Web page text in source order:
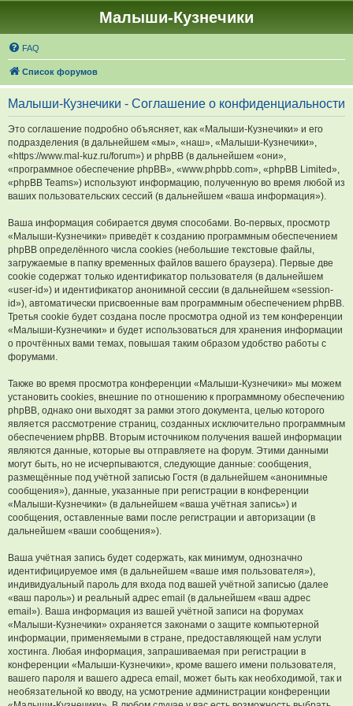
Малыши-Кузнечики
FAQ
Список форумов
Малыши-Кузнечики - Соглашение о конфиденциальности
Это соглашение подробно объясняет, как «Малыши-Кузнечики» и его
подразделения (в дальнейшем «мы», «наш», «Малыши-Кузнечики»,
«https://www.mal-kuz.ru/forum») и phpBB (в дальнейшем «они»,
«программное обеспечение phpBB», «www.phpbb.com», «phpBB Limited»,
«phpBB Teams») используют информацию, полученную во время любой из
ваших пользовательских сессий (в дальнейшем «ваша информация»).
Ваша информация собирается двумя способами. Во-первых, просмотр
«Малыши-Кузнечики» приведёт к созданию программным обеспечением
phpBB определённого числа cookies (небольшие текстовые файлы,
загружаемые в папку временных файлов вашего браузера). Первые две
cookie содержат только идентификатор пользователя (в дальнейшем
«user-id») и идентификатор анонимной сессии (в дальнейшем «session-
id»), автоматически присвоенные вам программным обеспечением phpBB.
Третья cookie будет создана после просмотра одной из тем конференции
«Малыши-Кузнечики» и будет использоваться для хранения информации
о прочтённых вами темах, повышая таким образом удобство работы с
форумами.
Также во время просмотра конференции «Малыши-Кузнечики» мы можем
установить cookies, внешние по отношению к программному обеспечению
phpBB, однако они выходят за рамки этого документа, целью которого
является рассмотрение страниц, созданных исключительно программным
обеспечением phpBB. Вторым источником получения вашей информации
являются данные, которые вы отправляете на форум. Этими данными
могут быть, но не исчерпываются, следующие данные: сообщения,
размещённые под учётной записью Гостя (в дальнейшем «анонимные
сообщения»), данные, указанные при регистрации в конференции
«Малыши-Кузнечики» (в дальнейшем «ваша учётная запись») и
сообщения, оставленные вами после регистрации и авторизации (в
дальнейшем «ваши сообщения»).
Ваша учётная запись будет содержать, как минимум, однозначно
идентифицируемое имя (в дальнейшем «ваше имя пользователя»),
индивидуальный пароль для входа под вашей учётной записью (далее
«ваш пароль») и реальный адрес email (в дальнейшем «ваш адрес
email»). Ваша информация из вашей учётной записи на форумах
«Малыши-Кузнечики» охраняется законами о защите компьютерной
информации, применяемыми в стране, предоставляющей нам услуги
хостинга. Любая информация, запрашиваемая при регистрации в
конференции «Малыши-Кузнечики», кроме вашего имени пользователя,
вашего пароля и вашего адреса email, может быть как необходимой, так и
необязательной ко вводу, на усмотрение администрации конференции